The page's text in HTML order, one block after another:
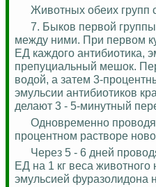
Животных обеих групп
7. Быков первой
между ними. При первом
ЕД каждого антибиотика,
препуциальный мешок.
водой, а затем 3-
эмульсии антибиотиков
делают 3 - 5-минутный
Одновременно
процентном растворе
Через 5 - 6 дней
ЕД на 1 кг веса
эмульсией фуразолидона